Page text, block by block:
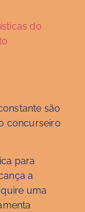
são
concurseiro
para
a
uma